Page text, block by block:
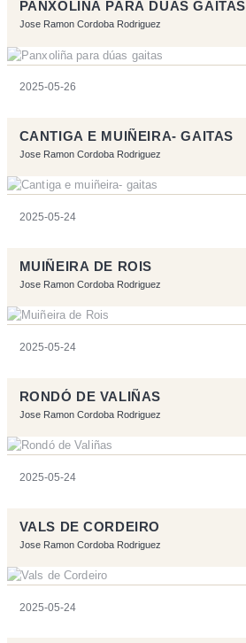
PANXOLIÑA PARA DÚAS GAITAS
Jose Ramon Cordoba Rodriguez
2025-05-26
CANTIGA E MUIÑEIRA- GAITAS
Jose Ramon Cordoba Rodriguez
2025-05-24
MUIÑEIRA DE ROIS
Jose Ramon Cordoba Rodriguez
2025-05-24
RONDÓ DE VALIÑAS
Jose Ramon Cordoba Rodriguez
2025-05-24
VALS DE CORDEIRO
Jose Ramon Cordoba Rodriguez
2025-05-24